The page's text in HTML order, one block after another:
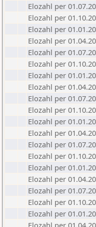
Elozahl per
Elozahl per
Elozahl per
Elozahl per
Elozahl per
Elozahl per
Elozahl per
Elozahl per
Elozahl per
Elozahl per
Elozahl per
Elozahl per
Elozahl per
Elozahl per
Elozahl per
Elozahl per
Elozahl per
Elozahl per
Elozahl per
Elozahl per